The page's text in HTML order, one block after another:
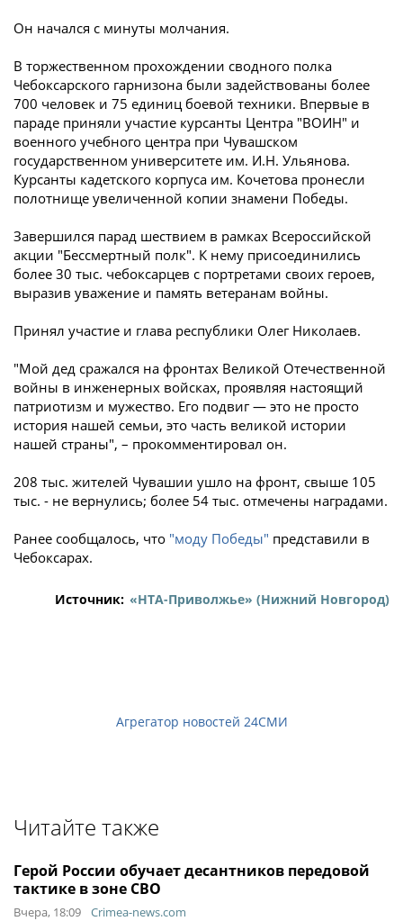
Он начался с минуты молчания.
В торжественном прохождении сводного полка
Чебоксарского гарнизона были задействованы более
700 человек и 75 единиц боевой техники. Впервые в
параде приняли участие курсанты Центра "ВОИН" и
военного учебного центра при Чувашском
государственном университете им. И.Н. Ульянова.
Курсанты кадетского корпуса им. Кочетова пронесли
полотнище увеличенной копии знамени Победы.
Завершился парад шествием в рамках Всероссийской
акции "Бессмертный полк". К нему присоединились
более 30 тыс. чебоксарцев с портретами своих героев,
выразив уважение и память ветеранам войны.
Принял участие и глава республики Олег Николаев.
"Мой дед сражался на фронтах Великой Отечественной
войны в инженерных войсках, проявляя настоящий
патриотизм и мужество. Его подвиг — это не просто
история нашей семьи, это часть великой истории
нашей страны", – прокомментировал он.
208 тыс. жителей Чувашии ушло на фронт, свыше 105
тыс. - не вернулись; более 54 тыс. отмечены наградами.
Ранее сообщалось, что "моду Победы" представили в
Чебоксарах.
Источник: «НТА-Приволжье» (Нижний Новгород)
Агрегатор новостей 24СМИ
Читайте также
Герой России обучает десантников передовой
тактике в зоне СВО
Вчера, 18:09 Crimea-news.com